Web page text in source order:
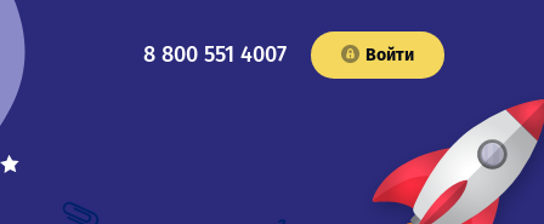
8 800 551 4007 Войти